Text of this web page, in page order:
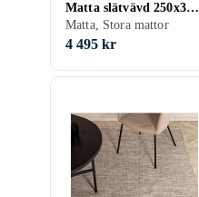
Matta slätvävd 250x350
cm
Matta, Stora mattor
4 495 kr